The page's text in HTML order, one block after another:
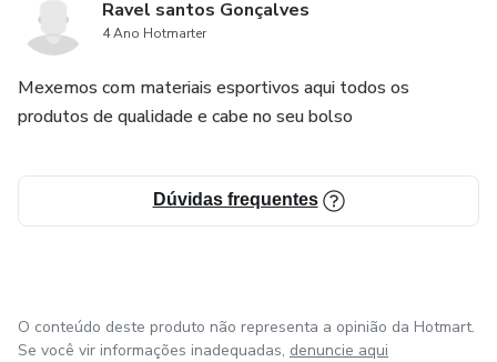
Ravel santos Gonçalves
4 Ano Hotmarter
Mexemos com materiais esportivos aqui todos os
produtos de qualidade e cabe no seu bolso
Dúvidas frequentes
O conteúdo deste produto não representa a opinião da Hotmart.
Se você vir informações inadequadas, denuncie aqui